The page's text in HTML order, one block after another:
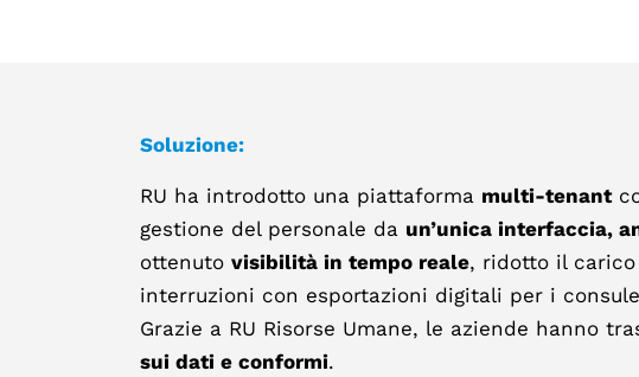
Soluzione:
RU ha introdotto una piattaforma multi-tenant
gestione del personale da un’unica interfaccia,
ottenuto visibilità in tempo reale, ridotto il carico
interruzioni con esportazioni digitali per i
Grazie a RU Risorse Umane, le aziende hanno
sui dati e conformi.